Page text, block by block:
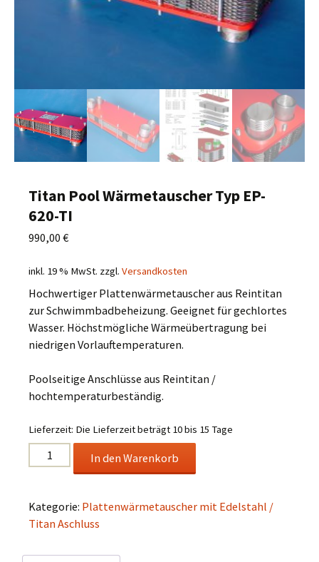
Titan Pool Wärmetauscher Typ EP-
620-TI
990,00 €
inkl. 19 % MwSt. zzgl. Versandkosten
Hochwertiger Plattenwärmetauscher aus Reintitan
zur Schwimmbadbeheizung. Geeignet für gechlortes
Wasser. Höchstmögliche Wärmeübertragung bei
niedrigen Vorlauftemperaturen.
Poolseitige Anschlüsse aus Reintitan /
hochtemperaturbeständig.
Lieferzeit: Die Lieferzeit beträgt 10 bis 15 Tage
Titan
Pool
Typ
EP-
TI
In den Warenkorb
Kategorie: Plattenwärmetauscher mit Edelstahl /
Titan Aschluss